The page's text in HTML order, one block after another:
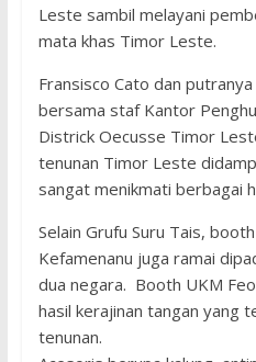
Leste sambil melayani
mata khas Timor Leste.
Fransisco Cato dan
bersama staf Kantor
Districk Oecusse Timor
tenunan Timor Leste
sangat menikmati berbagai
Selain Grufu Suru Tais,
Kefamenanu juga ramai
dua negara. Booth UKM
hasil kerajinan tangan yang
tenunan.